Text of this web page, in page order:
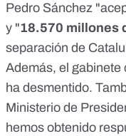
Pedro Sánchez
y "18.570 millones
separación de
Además, el gabinete
ha desmentido.
Ministerio de
hemos obtenido